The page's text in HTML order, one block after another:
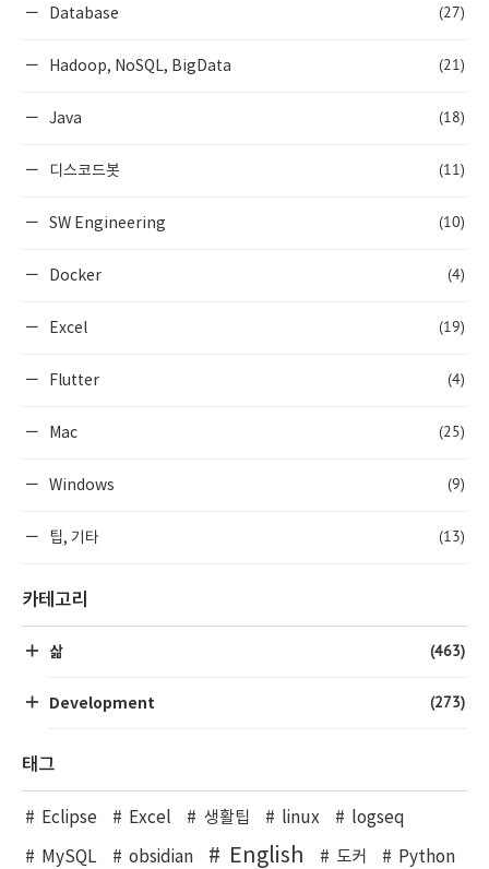
Database (27)
Hadoop, NoSQL, BigData (21)
Java (18)
디스코드봇 (11)
SW Engineering (10)
Docker (4)
Excel (19)
Flutter (4)
Mac (25)
Windows (9)
팁, 기타 (13)
카테고리
삶 (463)
Development (273)
태그
Eclipse Excel 생활팁 linux logseq
MySQL obsidian English 도커
Python